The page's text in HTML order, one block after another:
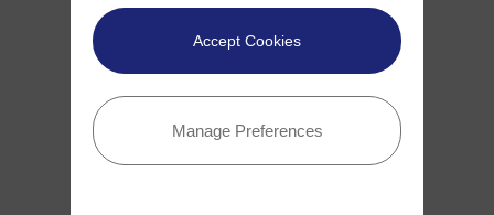
当社のGaN向けALEおよびALDシステ
ムの受注が増加
オックスフォード・インストゥルメンツ、日本
の主要なパワーエレクトロニクスおよびRFデバ
Accept Cookies
Manage Preferences